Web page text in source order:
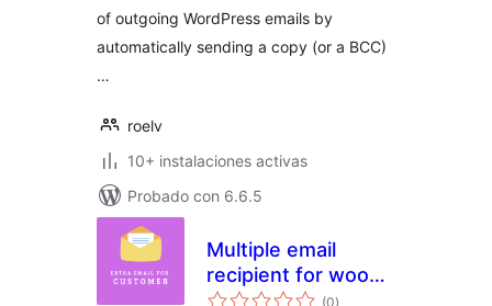
of outgoing WordPress emails by
automatically sending a copy (or a BCC)
…
roelv
10+ instalaciones activas
Probado con 6.6.5
Multiple email
recipient for woo
orders
(0total
)